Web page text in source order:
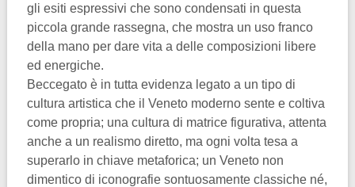
gli esiti espressivi che sono condensati in questa
piccola grande rassegna, che mostra un uso franco
della mano per dare vita a delle composizioni libere
ed energiche.
Beccegato è in tutta evidenza legato a un tipo di
cultura artistica che il Veneto moderno sente e coltiva
come propria; una cultura di matrice figurativa, attenta
anche a un realismo diretto, ma ogni volta tesa a
superarlo in chiave metaforica; un Veneto non
dimentico di iconografie sontuosamente classiche né,